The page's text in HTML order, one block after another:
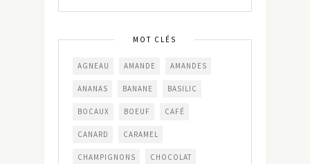
MOT CLÉS
AGNEAU AMANDE AMANDES
ANANAS BANANE BASILIC
BOCAUX BOEUF CAFÉ
CANARD CARAMEL
CHAMPIGNONS CHOCOLAT